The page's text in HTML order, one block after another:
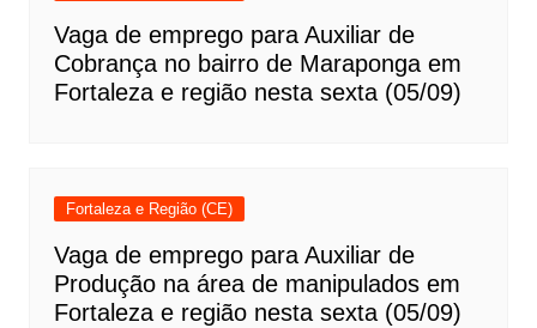
Vaga de emprego para Auxiliar de
Cobrança no bairro de Maraponga em
Fortaleza e região nesta sexta (05/09)
Fortaleza e Região (CE)
Vaga de emprego para Auxiliar de
Produção na área de manipulados em
Fortaleza e região nesta sexta (05/09)